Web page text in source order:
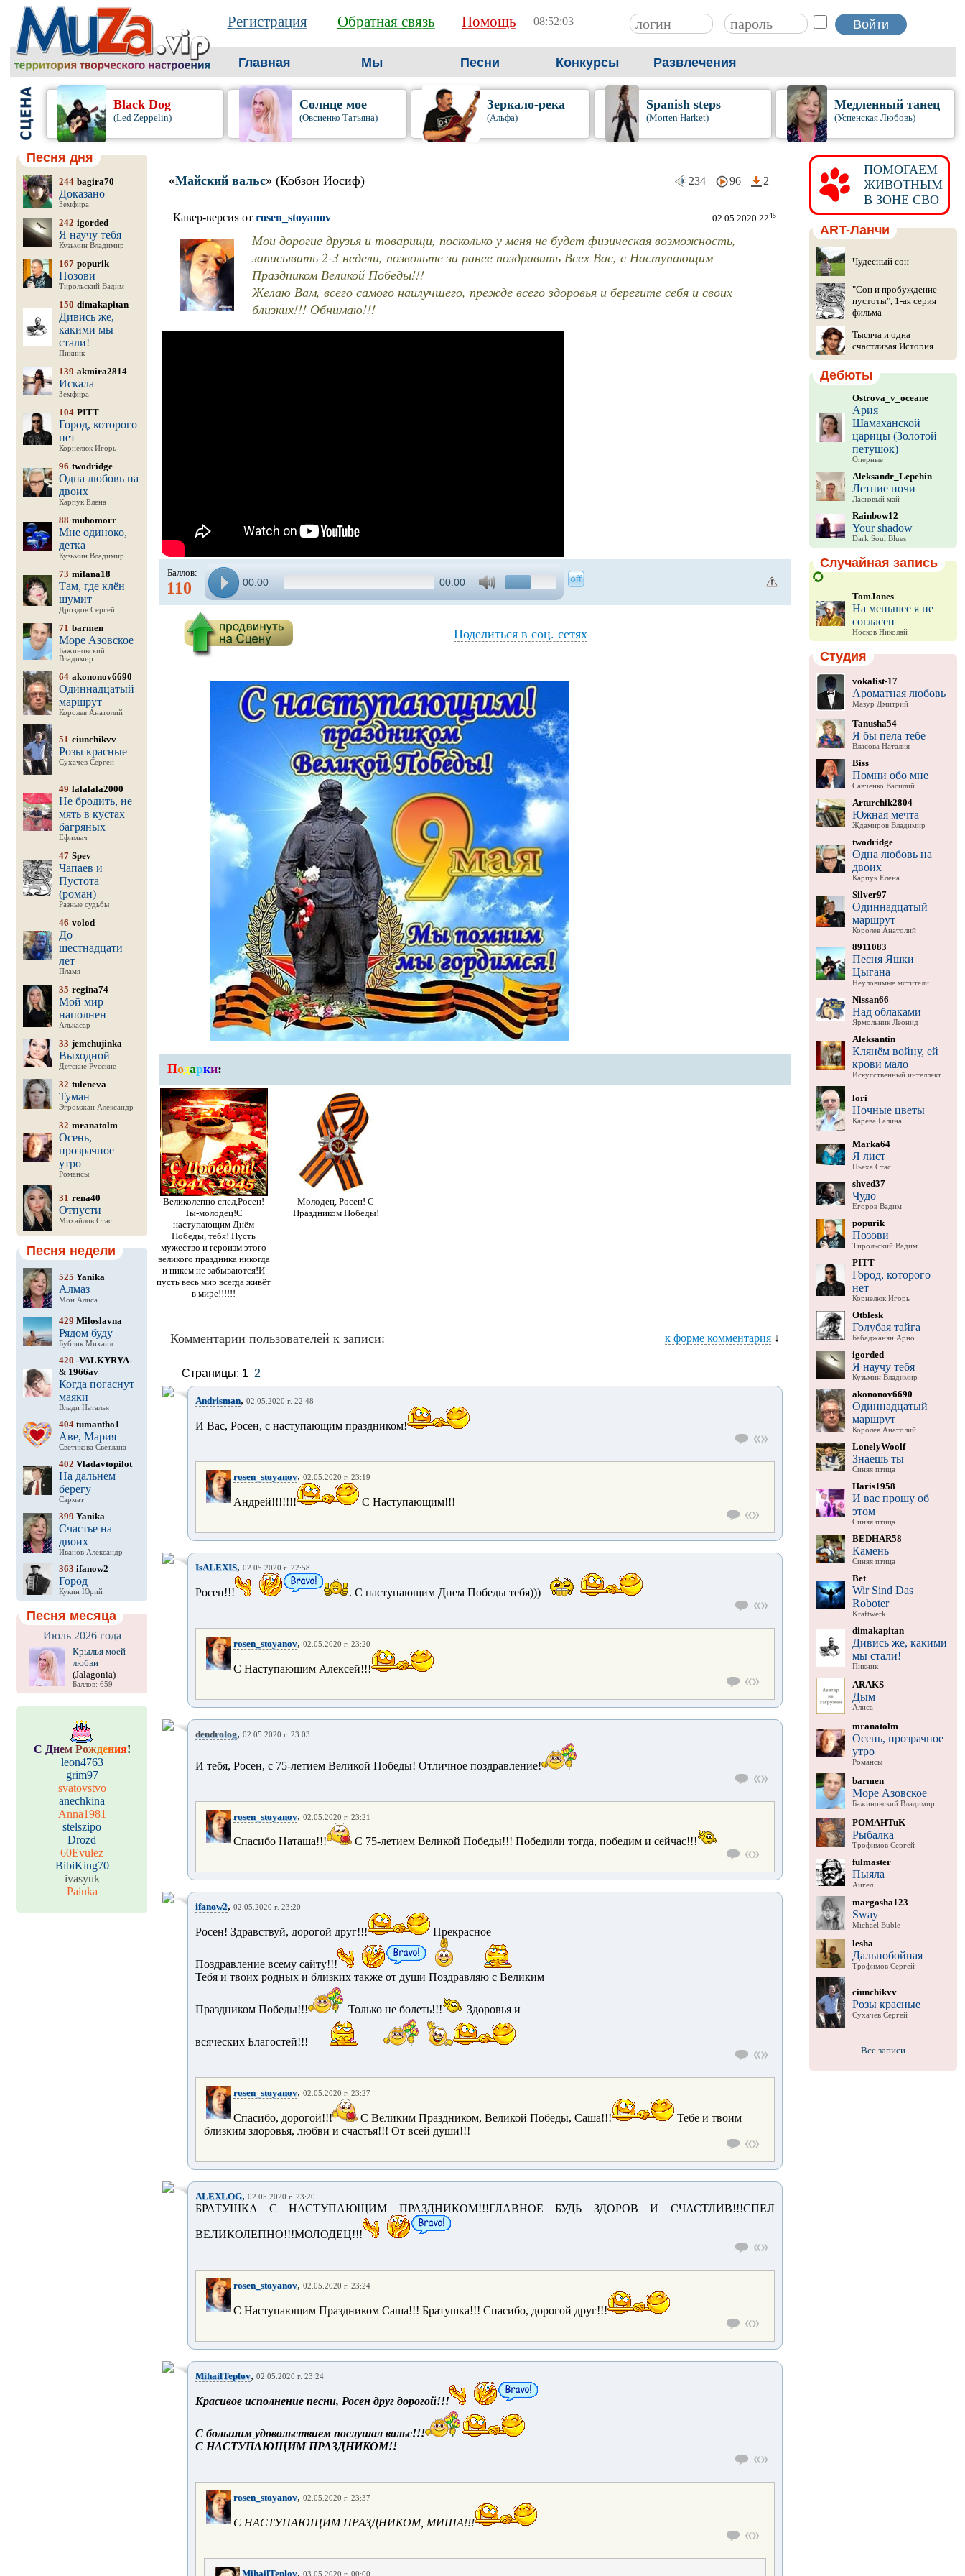
Регистрация Обратная связь Помощь 08:52:04
Главная Мы Песни Конкурсы Развлечения
Black Dog
(Led Zeppelin)
Солнце мое
(Овсиенко Татьяна)
Зеркало-река
(Альфа)
Spanish steps
(Morten Harket)
Медленный танец
(Успенская Любовь)
Песня дня
244 bagira70
Доказано
Земфира
242 igorded
Я научу тебя
Кузьмин Владимир
167 popurik
Позови
Тирольский Вадим
150 dimakapitan
Дивись же,
какими мы
стали!
Пикник
139 akmira2814
Искала
Земфира
104 PITT
Город, которого
нет
Корнелюк Игорь
96 twodridge
Одна любовь на
двоих
Карпук Елена
88 muhomorr
Мне одиноко,
детка
Кузьмин Владимир
73 milana18
Там, где клён
шумит
Дроздов Сергей
71 barmen
Море Азовское
Бажиновский
Владимир
64 akononov6690
Одиннадцатый
маршрут
Королев Анатолий
51 ciunchikvv
Розы красные
Сухачев Сергей
49 lalalala2000
Не бродить, не
мять в кустах
багряных
Ефимыч
47 Spev
Чапаев и
Пустота
(роман)
Разные судьбы
46 volod
До
шестнадцати
лет
Пламя
35 regina74
Мой мир
наполнен
Алькасар
33 jemchujinka
Выходной
Детские Русские
32 tuleneva
Туман
Эгромжан Александр
32 mranatolm
Осень,
прозрачное
утро
Романсы
31 rena40
Отпусти
Михайлов Стас
Песня недели
525 Yanika
Алмаз
Мон Алиса
429 Miloslavna
Рядом буду
Бублик Михаил
420 -VALKYRYA-
& 1966av
Когда погаснут
маяки
Влади Наталья
404tumantho1
Аве, Мария
Светикова Светлана
402 Vladavtopilot
На дальнем
берегу
Сармат
399 Yanika
Счастье на
двоих
Иванов Александр
363 ifanow2
Город
Кукин Юрий
Песня месяца
Июль 2026 года
Крылья моей
любви
(Jalagonia)
Баллов: 659
С Днем Рождения!
leon4763
grim97
svatovstvo
anechkina
Anna1981
stelszipo
Drozd
60Evulez
BibiKing70
ivasyuk
Painka
«Майский вальс» (Кобзон Иосиф) 234 96 2
Кавер-версия от rosen_stoyanov 02.05.2020 2245
Мои дорогие друзья и товарищи, посколько у меня не будет физическая возможность,
записывать 2-3 недели, позвольте за ранее поздравить Всех Вас, с Наступающим
Праздником Великой Победы!!!
Желаю Вам, всего самого наилучшего, прежде всего здоровья и берегите себя и своих
близких!!! Обнимаю!!!
Баллов:
110 00:00 00:00
Поделиться в соц. сетях
Подарки:
Великолепно спел,Росен!
Ты-молодец!С
наступающим Днём
Победы, тебя! Пусть
мужество и героизм этого
великого праздника никогда
и никем не забываются!И
пусть весь мир всегда живёт
в мире!!!!!!
Молодец, Росен! С
Праздником Победы!
Комментарии пользователей к записи: к форме комментария ↓
Страницы: 1 2
Andrisman, 02.05.2020 г. 22:48
И Вас, Росен, с наступающим праздником!
rosen_stoyanov, 02.05.2020 г. 23:19
Андрей!!!!!!! С Наступающим!!!
IsALEXIS, 02.05.2020 г. 22:58
Росен!!! . С наступающим Днем Победы тебя)))
rosen_stoyanov, 02.05.2020 г. 23:20
С Наступающим Алексей!!!
dendrolog, 02.05.2020 г. 23:03
И тебя, Росен, с 75-летием Великой Победы! Отличное поздравление!
rosen_stoyanov, 02.05.2020 г. 23:21
Спасибо Наташа!!! С 75-летием Великой Победы!!! Победили тогда, победим и сейчас!!!
ifanow2, 02.05.2020 г. 23:20
Росен! Здравствуй, дорогой друг!!! Прекрасное
Поздравление всему сайту!!!
Тебя и твоих родных и близких также от души Поздравляю с Великим
Праздником Победы!!! Только не болеть!!! Здоровья и
всяческих Благостей!!!
rosen_stoyanov, 02.05.2020 г. 23:27
Спасибо, дорогой!!! С Великим Праздником, Великой Победы, Саша!!!
Тебе и твоим
близким здоровья, любви и счастья!!! От всей души!!!
ALEXLOG, 02.05.2020 г. 23:20
БРАТУШКА С НАСТУПАЮЩИМ ПРАЗДНИКОМ!!!ГЛАВНОЕ БУДЬ ЗДОРОВ И СЧАСТЛИВ!!!СПЕЛ
ВЕЛИКОЛЕПНО!!!МОЛОДЕЦ!!!
rosen_stoyanov, 02.05.2020 г. 23:24
С Наступающим Праздником Саша!!! Братушка!!! Спасибо, дорогой друг!!!
MihailTeplov, 02.05.2020 г. 23:24
Красивое исполнение песни, Росен друг дорогой!!!
С большим удовольствием послушал вальс!!!
С НАСТУПАЮЩИМ ПРАЗДНИКОМ!!
rosen_stoyanov, 02.05.2020 г. 23:37
С НАСТУПАЮЩИМ ПРАЗДНИКОМ, МИША!!!
MihailTeplov, 03.05.2020 г. 00:00
ПОМОГАЕМ
ЖИВОТНЫМ
В ЗОНЕ СВО
ART-Ланчи
Чудесный сон
"Сон и пробуждение
пустоты", 1-ая серия
фильма
Тысяча и одна
счастливая История
Дебюты
Ostrova_v_oceane
Ария
Шамаханской
царицы (Золотой
петушок)
Оперные
Aleksandr_Lepehin
Летние ночи
Ласковый май
Rainbow12
Your shadow
Dark Soul Blues
Случайная запись
TomJones
На меньшее я не
согласен
Носков Николай
Студия
vokalist-17
Ароматная любовь
Мазур Дмитрий
Tanusha54
Я бы пела тебе
Власова Наталия
Biss
Помни обо мне
Савченко Василий
Arturchik2804
Южная мечта
Ждамиров Владимир
twodridge
Одна любовь на
двоих
Карпук Елена
Silver97
Одиннадцатый
маршрут
Королев Анатолий
8911083
Песня Яшки
Цыгана
Неуловимые мстители
Nissan66
Над облаками
Ярмольник Леонид
Aleksantin
Клянём войну, ей
крови мало
Искусственный интеллект
lori
Ночные цветы
Карева Галина
Marka64
Я лист
Пьеха Стас
shved37
Чудо
Егоров Вадим
popurik
Позови
Тирольский Вадим
PITT
Город, которого
нет
Корнелюк Игорь
Otblesk
Голубая тайга
Бабаджанян Арно
igorded
Я научу тебя
Кузьмин Владимир
akononov6690
Одиннадцатый
маршрут
Королев Анатолий
LonelyWoolf
Знаешь ты
Синяя птица
Haris1958
И вас прошу об
этом
Синяя птица
BEDHAR58
Камень
Синяя птица
Bet
Wir Sind Das
Roboter
Kraftwerk
dimakapitan
Дивись же, какими
мы стали!
Пикник
ARAKS
Дым
Алиса
mranatolm
Осень, прозрачное
утро
Романсы
barmen
Море Азовское
Бажиновский Владимир
POMAHTuK
Рыбалка
Трофимов Сергей
fulmaster
Пыяла
Аигел
margosha123
Sway
Michael Buble
lesha
Дальнобойная
Трофимов Сергей
ciunchikvv
Розы красные
Сухачев Сергей
Все записи